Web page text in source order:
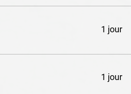
1 jour
1 jour